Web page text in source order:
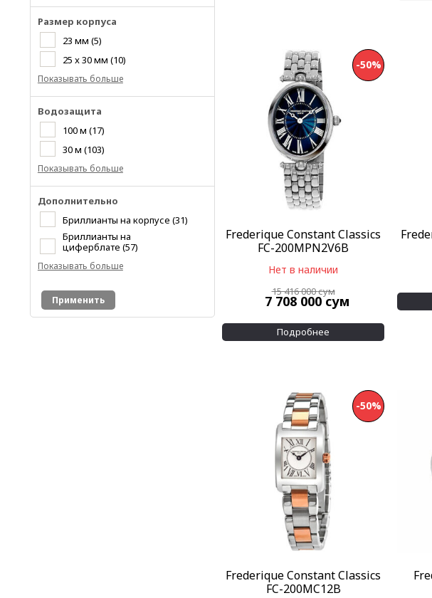
Размер корпуса
23 мм (5)
25 x 30 мм (10)
Показывать больше
Водозащита
100 м (17)
30 м (103)
Показывать больше
Дополнительно
Бриллианты на корпусе (31)
Бриллианты на
циферблате (57)
Показывать больше
Применить
Frederique Constant Classics
FC-200MPN2V6B
-50%
Нет в наличии
15 416 000сум
7 708 000сум
Подробнее
Frederique Constant Classics
FC-200MC12B
-50%